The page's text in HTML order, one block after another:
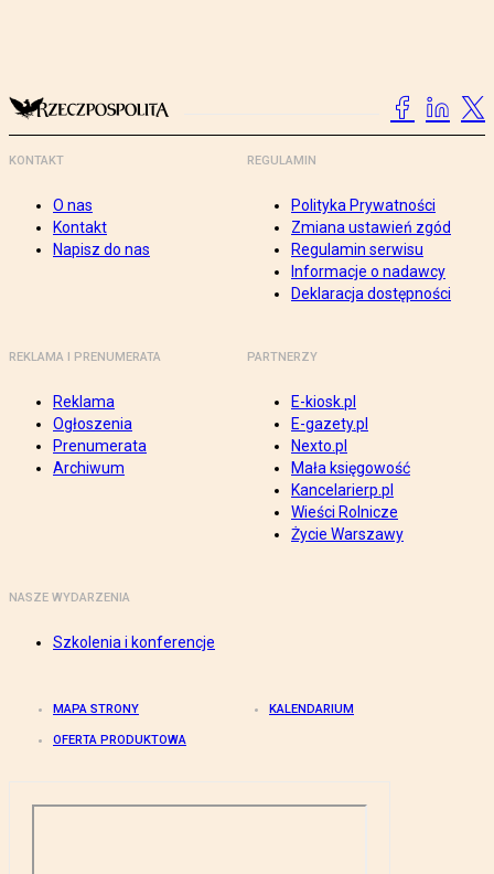
KONTAKT
O nas
Kontakt
Napisz do nas
REGULAMIN
Polityka Prywatności
Zmiana ustawień zgód
Regulamin serwisu
Informacje o nadawcy
Deklaracja dostępności
REKLAMA I PRENUMERATA
Reklama
Ogłoszenia
Prenumerata
Archiwum
PARTNERZY
E-kiosk.pl
E-gazety.pl
Nexto.pl
Mała księgowość
Kancelarierp.pl
Wieści Rolnicze
Życie Warszawy
NASZE WYDARZENIA
Szkolenia i konferencje
MAPA STRONY KALENDARIUM
OFERTA PRODUKTOWA